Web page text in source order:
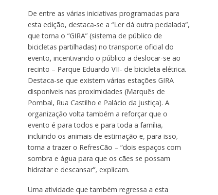
De entre as várias iniciativas programadas para
esta edição, destaca-se a “Ler dá outra pedalada”,
que torna o “GIRA” (sistema de público de
bicicletas partilhadas) no transporte oficial do
evento, incentivando o público a deslocar-se ao
recinto – Parque Eduardo VII- de bicicleta elétrica.
Destaca-se que existem várias estações GIRA
disponíveis nas proximidades (Marquês de
Pombal, Rua Castilho e Palácio da Justiça). A
organização volta também a reforçar que o
evento é para todos e para toda a família,
incluindo os animais de estimação e, para isso,
torna a trazer o RefresCão – “dois espaços com
sombra e água para que os cães se possam
hidratar e descansar”, explicam.
Uma atividade que também regressa a esta